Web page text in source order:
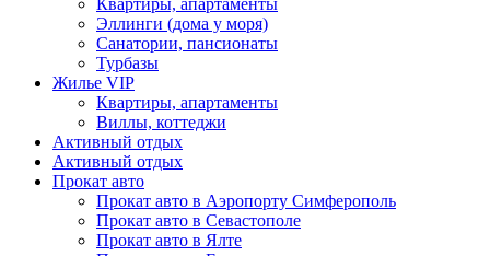
Эллинги (дома у моря)
Санатории, пансионаты
Турбазы
Жилье VIP
Квартиры, апартаменты
Виллы, коттеджи
Активный отдых
Активный отдых
Прокат авто
Прокат авто в Аэропорту Симферополь
Прокат авто в Севастополе
Прокат авто в Ялте